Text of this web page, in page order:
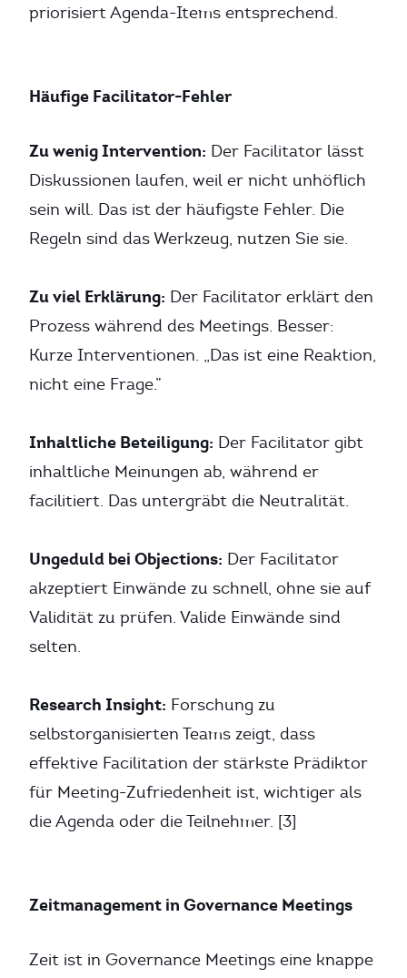
priorisiert Agenda-Items entsprechend.
Häufige Facilitator-Fehler
Zu wenig Intervention: Der Facilitator lässt
Diskussionen laufen, weil er nicht unhöflich
sein will. Das ist der häufigste Fehler. Die
Regeln sind das Werkzeug, nutzen Sie sie.
Zu viel Erklärung: Der Facilitator erklärt den
Prozess während des Meetings. Besser:
Kurze Interventionen. „Das ist eine Reaktion,
nicht eine Frage.”
Inhaltliche Beteiligung: Der Facilitator gibt
inhaltliche Meinungen ab, während er
facilitiert. Das untergräbt die Neutralität.
Ungeduld bei Objections: Der Facilitator
akzeptiert Einwände zu schnell, ohne sie auf
Validität zu prüfen. Valide Einwände sind
selten.
Research Insight: Forschung zu
selbstorganisierten Teams zeigt, dass
effektive Facilitation der stärkste Prädiktor
für Meeting-Zufriedenheit ist, wichtiger als
die Agenda oder die Teilnehmer. [3]
Zeitmanagement in Governance Meetings
Zeit ist in Governance Meetings eine knappe